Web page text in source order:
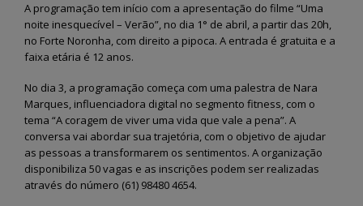
A programação tem início com a apresentação do filme “Uma
noite inesquecível – Verão”, no dia 1° de abril, a partir das 20h,
no Forte Noronha, com direito a pipoca. A entrada é gratuita e a
faixa etária é 12 anos.
No dia 3, a programação começa com uma palestra de Nara
Marques, influenciadora digital no segmento fitness, com o
tema “A coragem de viver uma vida que vale a pena”. A
conversa vai abordar sua trajetória, com o objetivo de ajudar
as pessoas a transformarem os sentimentos. A organização
disponibiliza 50 vagas e as inscrições podem ser realizadas
através do número (61) 98480 4654.
3 de julho de 2026
Noronha terá Arena da
Copa para transmissão dos
12 de junho de 2026
Fernando de Noronha
celebra tradições juninas
com programação especial
para toda a comunidade e turistas
12 de junho de 2026
Fernando de Noronha
realiza II Festival
sustentabilidade
26 de maio de 2026
Fernando de Noronha
ganha Núcleo de
Ofícios para
cultura local